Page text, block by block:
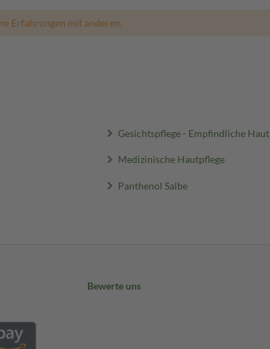
Erfahrungen mit anderen.
Gesichtspflege - Empfindliche Haut
Medizinische Hautpflege
Panthenol Salbe
Bewerte uns